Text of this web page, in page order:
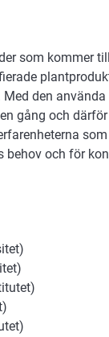
som kommer
den
gång och
och för